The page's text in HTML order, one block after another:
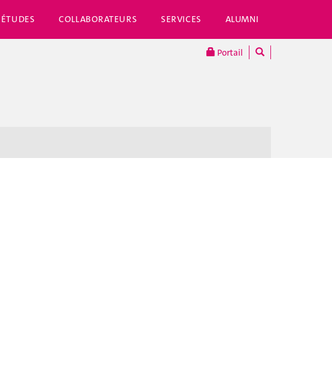
ÉTUDES COLLABORATEURS SERVICES ALUMNI
Portail